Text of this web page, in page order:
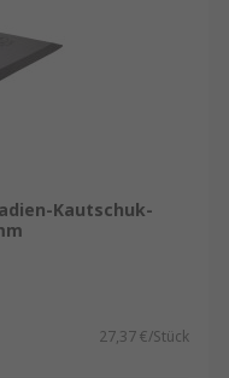
Kautschuk-
27,37 €/Stück